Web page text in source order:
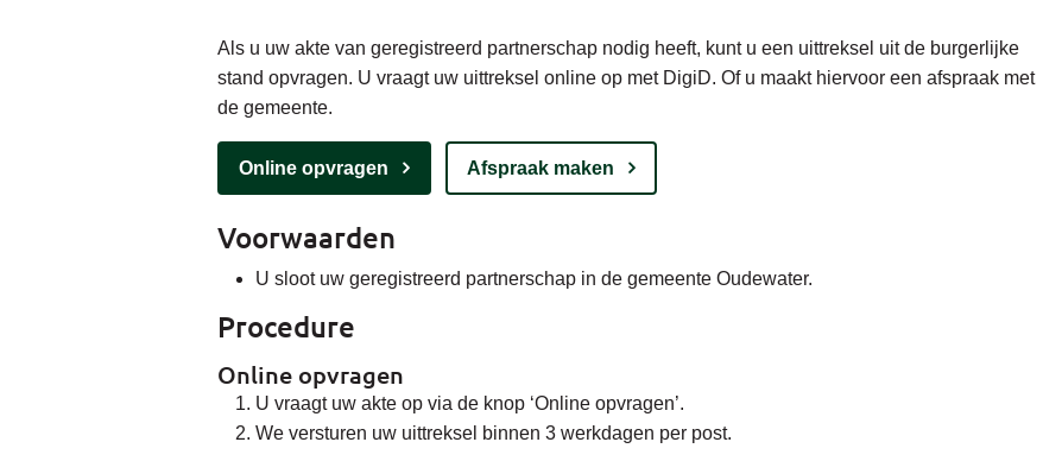
Als u uw akte van geregistreerd partnerschap nodig heeft, kunt u een uittreksel uit de burgerlijke
stand opvragen. U vraagt uw uittreksel online op met DigiD. Of u maakt hiervoor een afspraak met
de gemeente.
Online opvragen Afspraak maken
Voorwaarden
U sloot uw geregistreerd partnerschap in de gemeente Oudewater.
Procedure
Online opvragen
U vraagt uw akte op via de knop ‘Online opvragen’.
We versturen uw uittreksel binnen 3 werkdagen per post.